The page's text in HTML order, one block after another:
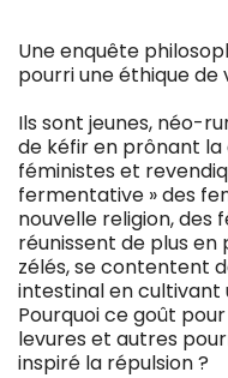
Une enquête
pourri une éthique de
Ils sont jeunes, néo-
de kéfir en prônant la
féministes et
fermentative » des
nouvelle religion,
réunissent de plus en
zélés, se contentent
intestinal en cultivant
Pourquoi ce goût
levures et autres
inspiré la répulsion ?